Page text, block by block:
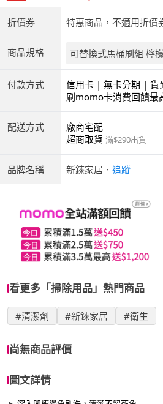
折價券 特惠商品，不適用折價
商品規格 可替換式馬桶刷組 檸
付款方式
信用卡 | 無卡分期 | 貨
商付款 | ATM | 銀聯卡
刷momo卡消費回饋最
配送方式
廠商宅配
超商取貨 滿$290出貨
品牌名稱 新錸家居 ． 追蹤
看更多「掃除用品」熱門商品
#清潔劑 #新錸家居 #衛生
尚無商品評價
圖文詳情